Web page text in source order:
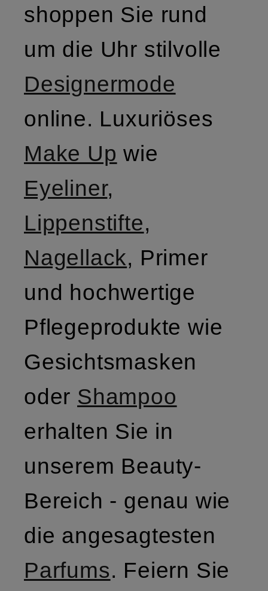
shoppen Sie rund
um die Uhr stilvolle
Designermode
online. Luxuriöses
Make Up wie
Eyeliner,
Lippenstifte,
Nagellack, Primer
und hochwertige
Pflegeprodukte wie
Gesichtsmasken
oder Shampoo
erhalten Sie in
unserem Beauty-
Bereich - genau wie
die angesagtesten
Parfums. Feiern Sie